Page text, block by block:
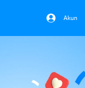
Akun